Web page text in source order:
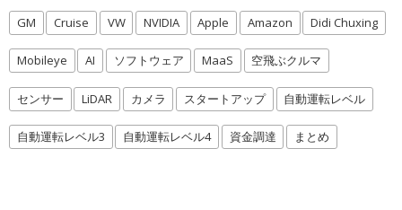
GM Cruise VW NVIDIA Apple Amazon Didi Chuxing
Mobileye AI ソフトウェア MaaS 空飛ぶクルマ
センサー LiDAR カメラ スタートアップ 自動運転レベル
自動運転レベル3 自動運転レベル4 資金調達 まとめ